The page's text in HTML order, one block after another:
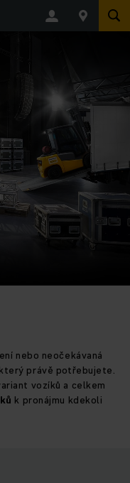
nebo neočekávaná
právě potřebujete.
vozíků a celkem
k pronájmu kdekoli